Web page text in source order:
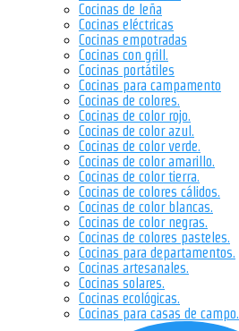
Cocinas de leña
Cocinas eléctricas
Cocinas empotradas
Cocinas con grill.
Cocinas portátiles
Cocinas para campamento
Cocinas de colores.
Cocinas de color rojo.
Cocinas de color azul.
Cocinas de color verde.
Cocinas de color amarillo.
Cocinas de color tierra.
Cocinas de colores cálidos.
Cocinas de color blancas.
Cocinas de color negras.
Cocinas de colores pasteles.
Cocinas para departamentos.
Cocinas artesanales.
Cocinas solares.
Cocinas ecológicas.
Cocinas para casas de campo.